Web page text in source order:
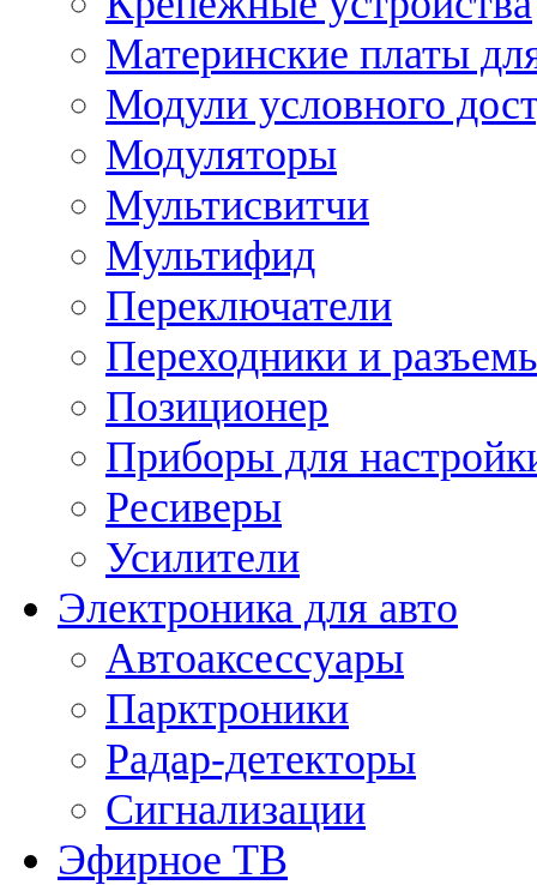
Материнские платы
Модули условного
Модуляторы
Мультисвитчи
Мультифид
Переключатели
Переходники и
Позиционер
Приборы для
Ресиверы
Усилители
Электроника для авто
Автоаксессуары
Парктроники
Радар-детекторы
Сигнализации
Эфирное ТВ